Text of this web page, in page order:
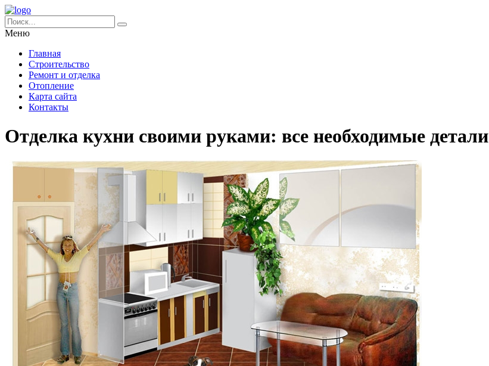
Меню
Главная
Строительство
Ремонт и отделка
Отопление
Карта сайта
Контакты
Отделка кухни своими руками: все необходимые детали